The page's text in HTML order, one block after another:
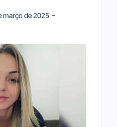
março de 2025